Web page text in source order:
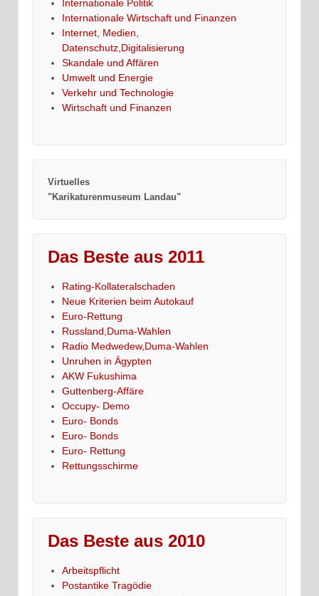
Internationale Politik
Internationale Wirtschaft und Finanzen
Internet, Medien,
Datenschutz,Digitalisierung
Skandale und Affären
Umwelt und Energie
Verkehr und Technologie
Wirtschaft und Finanzen
Virtuelles
"Karikaturenmuseum Landau"
Das Beste aus 2011
Rating-Kollateralschaden
Neue Kriterien beim Autokauf
Euro-Rettung
Russland,Duma-Wahlen
Radio Medwedew,Duma-Wahlen
Unruhen in Ägypten
AKW Fukushima
Guttenberg-Affäre
Occupy- Demo
Euro- Bonds
Euro- Bonds
Euro- Rettung
Rettungsschirme
Das Beste aus 2010
Arbeitspflicht
Postantike Tragödie